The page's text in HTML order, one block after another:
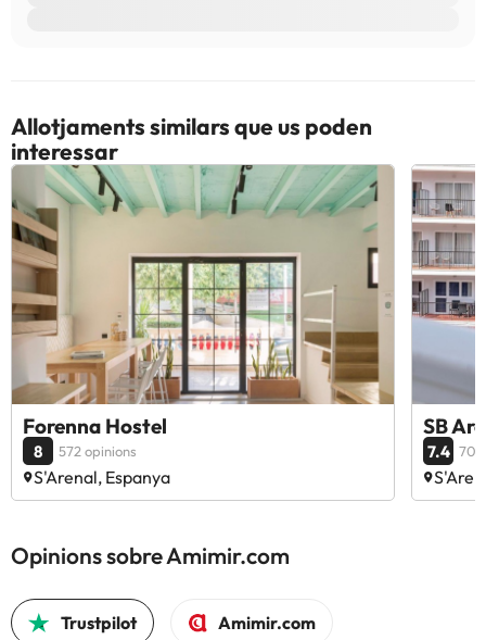
Allotjaments similars que us poden
interessar
Forenna Hostel
8 572 opinions
S'Arenal, Espanya
SB
7.4 702
Opinions sobre Amimir.com
Trustpilot Amimir.com